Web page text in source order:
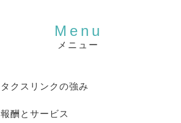
メニュー
タクスリンクの強み
報酬とサービス